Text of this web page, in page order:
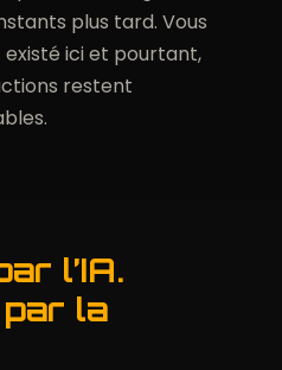
plus tard. Vous
existé ici et pourtant,
restent
l’IA.
la